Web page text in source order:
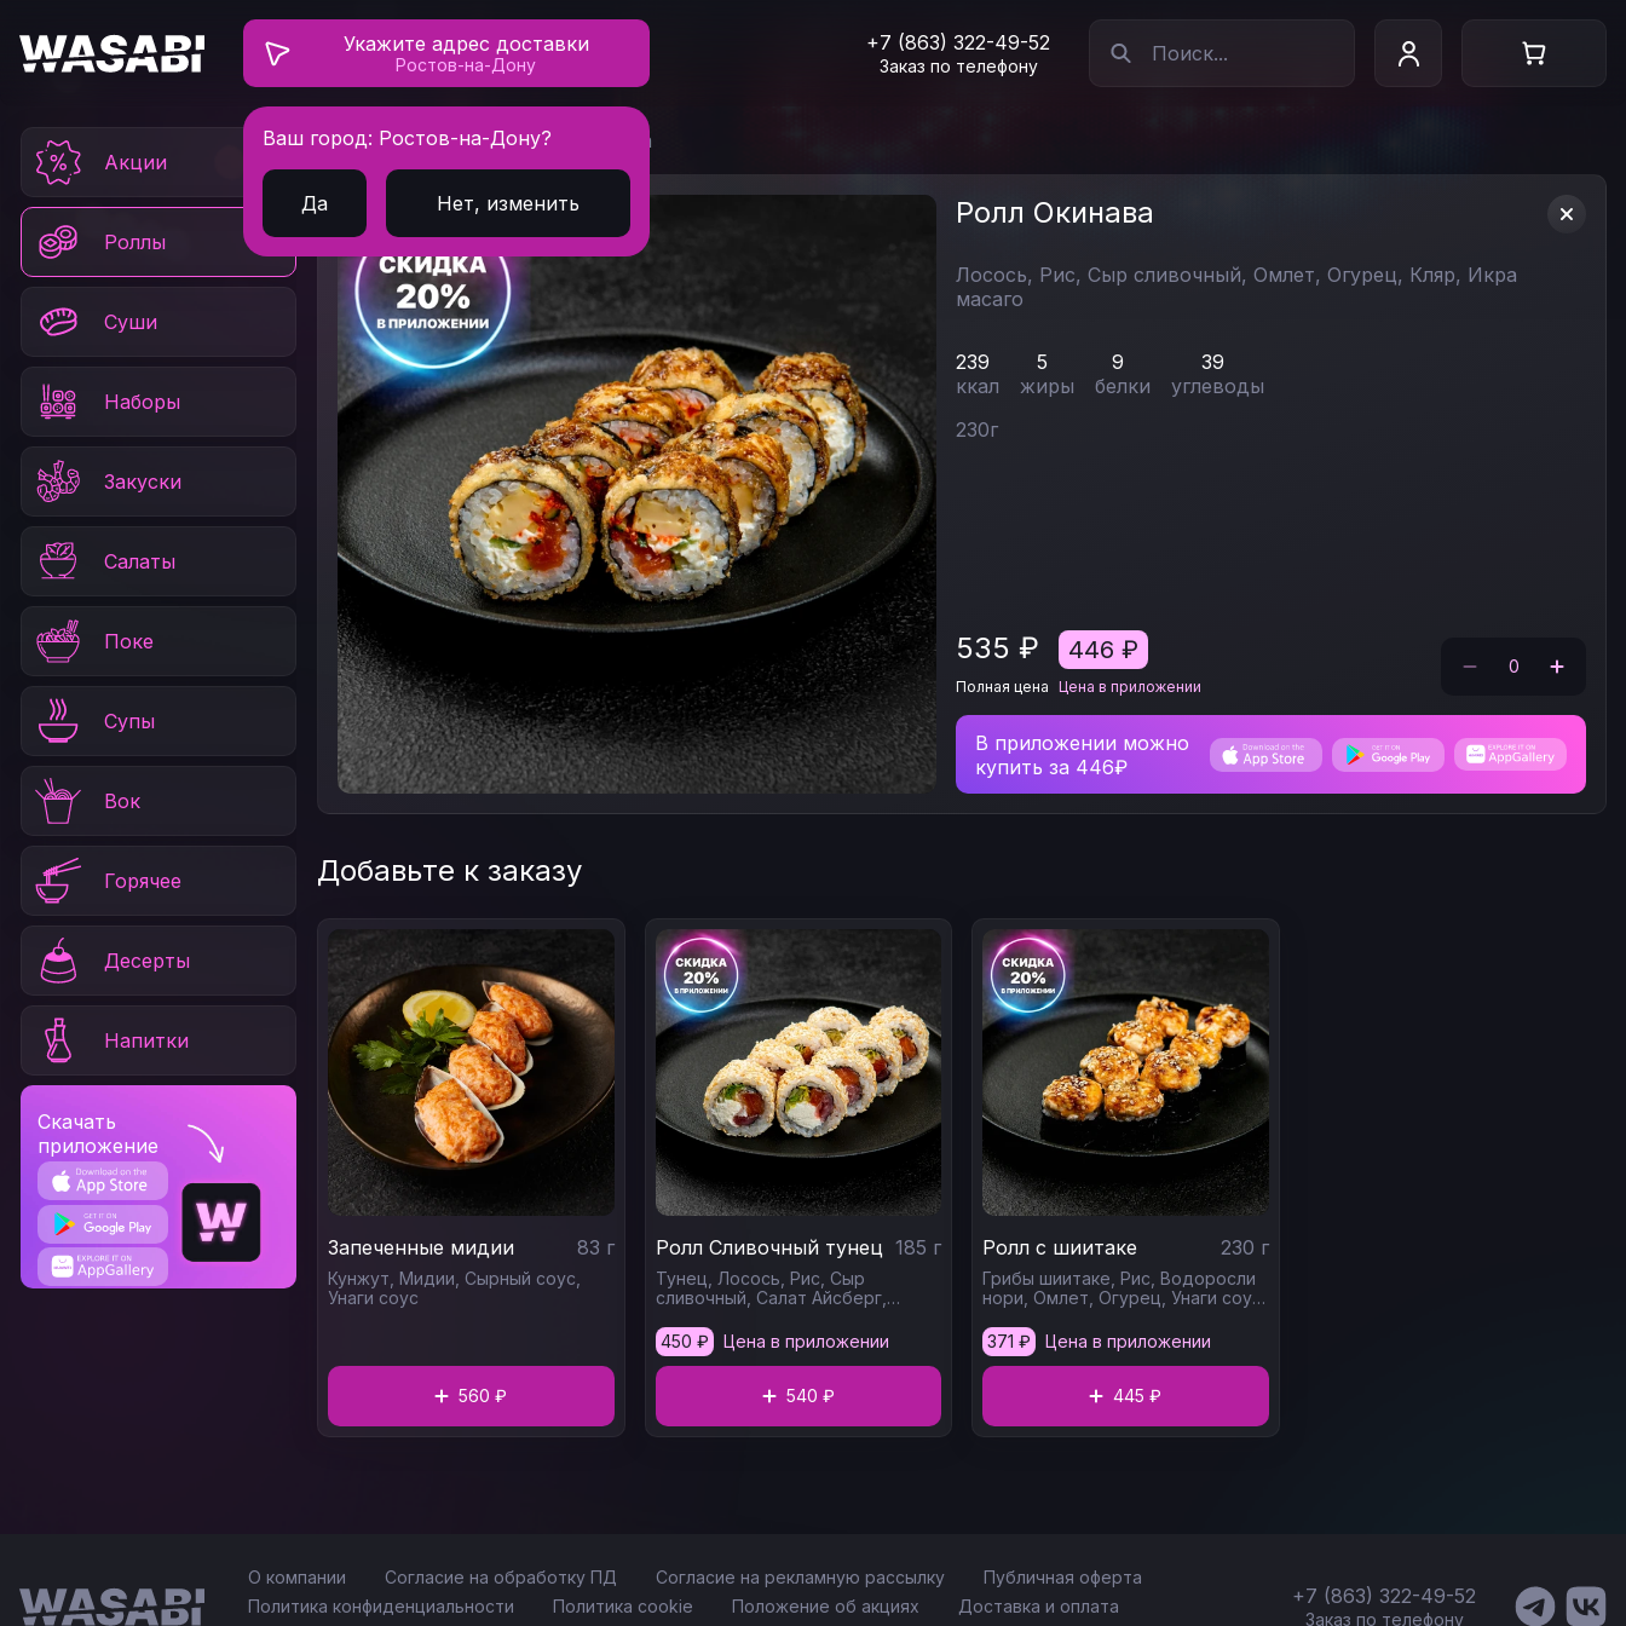
Укажите адрес доставки
Ростов-на-Дону
Ваш город: Ростов-на-Дону?
Да Нет, изменить
+7 (863) 322-49-52
Заказ по телефону
Акции
Роллы
Суши
Наборы
Закуски
Салаты
Поке
Супы
Вок
Горячее
Десерты
Напитки
Скачать
приложение
Главная Роллы Ролл Окинава
Ролл Окинава
Лосось, Рис,Сыр сливочный,Омлет,Огурец, Кляр, Икра
масаго
239
ккал
5
жиры
9
белки
39
углеводы
230г
535₽
Полная цена
446₽
Цена в приложении
0
В приложении можно
купить за 446₽
Добавьте к заказу
Запеченные мидии 83 г
Кунжут, Мидии, Сырный соус,
Унаги соус
560 ₽
Ролл Сливочный тунец 185 г
Тунец, Лосось, Рис, Сыр
сливочный, Салат Айсберг,
450 ₽ Цена в приложении
540 ₽
Ролл с шиитаке 230 г
Грибы шиитаке, Рис, Водоросли
нори, Омлет, Огурец, Унаги соус,
371 ₽ Цена в приложении
445 ₽
О компании Согласие на обработку ПД Согласие на рекламную рассылку
Публичная оферта
Политика конфиденциальности
Политика cookie Положение об акциях
Доставка и оплата
+7 (863) 322-49-52
Заказ по телефону